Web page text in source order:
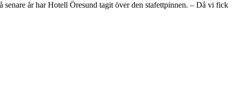
senare år har Hotell Öresund tagit över den stafettpinnen. – Då vi fick